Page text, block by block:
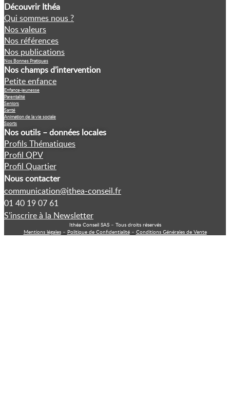
Découvrir Ithéa
Qui sommes nous ?
Nos valeurs
Nos références
Nos publications
Nos Bonnes Pratiques
Nos champs d’intervention
Petite enfance
Enfance-jeunesse
Parentalité
Seniors
Santé
Animation de la vie sociale
Sports
Nos outils – données locales
Profils Thématiques
Profil QPV
Profil Quartier
Nous contacter
communication@ithea-conseil.fr
01 40 19 07 61
S’inscrire à la Newsletter
Ithéa Conseil SAS – Tous droits réservés
Mentions légales– Politique de Confidentialité– Conditions Générales de Vente